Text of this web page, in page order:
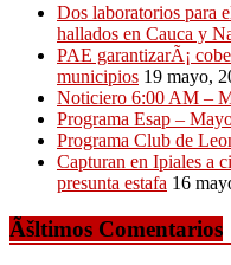
Dos laboratorios para
hallados en Cauca y
PAE garantizarÃ¡
municipios 19 mayo,
Noticiero 6:00 AM –
Programa Esap –
Programa Club de
Capturan en Ipiales a
presunta estafa 16
Ãšltimos Comentarios